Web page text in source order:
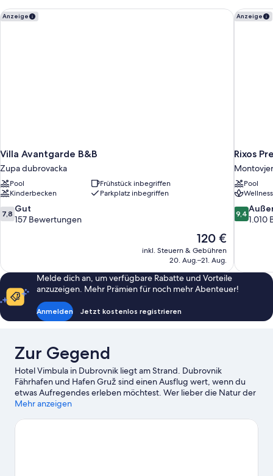
Anzeige
Villa Avantgarde B&B
Zupa dubrovacka
Pool
Frühstück inbegriffen
Kinderbecken
Parkplatz inbegriffen
7.8
von
Bewertungen
7,8 Gut
157 Bewertungen
Der
Preis
beträgt
120 €
inkl. Steuern & Gebühren
20. Aug.–21. Aug.
Villa Avantgarde B&B Anzeige
Rixos
Pool
Wellness
9.4
von
9,4
1.010
Rixos
Melde dich an, um verfügbare Rabatte und Vorteile
anzuzeigen. Mehr Prämien für noch mehr Abenteuer!
Anmelden Jetzt kostenlos registrieren
Zur Gegend
Hotel Vimbula in Dubrovnik liegt am Strand. Dubrovnik
Fährhafen und Hafen Gruž sind einen Ausflug wert, wenn du
etwas Aufregendes erleben möchtest. Wer lieber die Natur der
Region bewundern möchte, sollte Folgendes besuchen: Strand
diese beiden Highlights: Naturkundemuseum von Dubrovnik
Mehr anzeigen